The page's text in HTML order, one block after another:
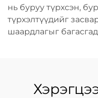
нь буруу түрхсэн,
түрхэлтүүдийг
шаардлагыг